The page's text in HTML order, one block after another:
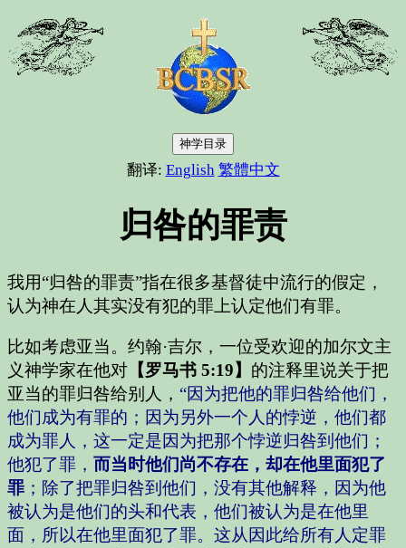
神学目录
翻译: English 繁體中文
归咎的罪责
我用“归咎的罪责”指在很多基督徒中流行的假定，
认为神在人其实没有犯的罪上认定他们有罪。
比如考虑亚当。约翰·吉尔，一位受欢迎的加尔文主
义神学家在他对 【罗马书 5:19】 的注释里说关于把
亚当的罪归咎给别人， “因为把他的罪归咎给他们，
他们成为有罪的；因为另外一个人的悖逆，他们都
成为罪人，这一定是因为把那个悖逆归咎到他们；
他犯了罪， 而当时他们尚不存在，却在他里面犯了
罪 ；除了把罪归咎到他们，没有其他解释，因为他
被认为是他们的头和代表，他们被认为是在他里
面，所以在他里面犯了罪。这从因此给所有人定罪